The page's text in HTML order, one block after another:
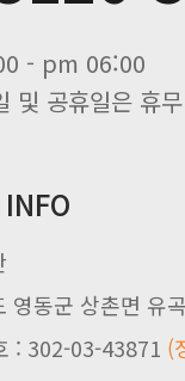
- pm 06:00
및 공휴일은 휴무
영동군 상촌면 유
: 302-03-43871 (